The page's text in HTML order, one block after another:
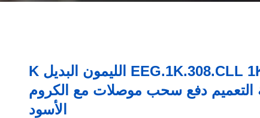
EEG.1K.308.CLL 1K 8pin الليمون البديل K
دفع سحب موصلات مع الكروم
الأسود